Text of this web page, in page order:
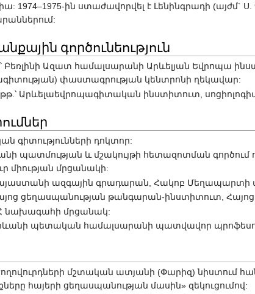
1974–1975-ին ստաժավորվել է Լենինգրադի (այժմ`
գործունեություն
Բեռլինի Ազատ համալսարանի Արևելյան Եվրոպա
փաստագրության կենտրոնի ղեկավար:
Արևելաեվրոպագիտական ինստիտուտ,
գիտությունների դոկտոր:
պատմության և մշակույթի հետազոտման
միության մրցանակի:
ազգային գրադարան, Հակոբ Մեղապարտի
ցեղասպանության թանգարան-ինստիտուտ,
նախագահի մրցանակ:
պետական համալսարանի պատվավոր
մշտական ատյանի (Փարիզ) նիստում
հայերի ցեղասպանության մասին» զեկուցումով: